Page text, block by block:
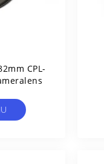
CPL-